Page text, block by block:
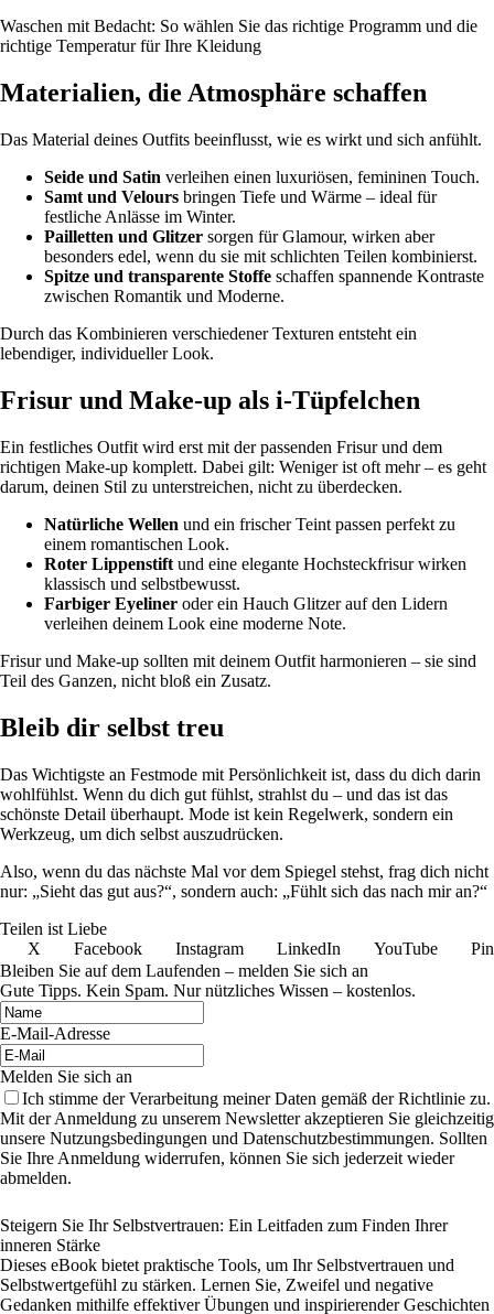
Waschen mit Bedacht: So wählen Sie das richtige Programm und die
richtige Temperatur für Ihre Kleidung
Materialien, die Atmosphäre schaffen
Das Material deines Outfits beeinflusst, wie es wirkt und sich anfühlt.
Seide und Satin verleihen einen luxuriösen, femininen Touch.
Samt und Velours bringen Tiefe und Wärme – ideal für
festliche Anlässe im Winter.
Pailletten und Glitzer sorgen für Glamour, wirken aber
besonders edel, wenn du sie mit schlichten Teilen kombinierst.
Spitze und transparente Stoffe schaffen spannende Kontraste
zwischen Romantik und Moderne.
Durch das Kombinieren verschiedener Texturen entsteht ein
lebendiger, individueller Look.
Frisur und Make-up als i-Tüpfelchen
Ein festliches Outfit wird erst mit der passenden Frisur und dem
richtigen Make-up komplett. Dabei gilt: Weniger ist oft mehr – es geht
darum, deinen Stil zu unterstreichen, nicht zu überdecken.
Natürliche Wellen und ein frischer Teint passen perfekt zu
einem romantischen Look.
Roter Lippenstift und eine elegante Hochsteckfrisur wirken
klassisch und selbstbewusst.
Farbiger Eyeliner oder ein Hauch Glitzer auf den Lidern
verleihen deinem Look eine moderne Note.
Frisur und Make-up sollten mit deinem Outfit harmonieren – sie sind
Teil des Ganzen, nicht bloß ein Zusatz.
Bleib dir selbst treu
Das Wichtigste an Festmode mit Persönlichkeit ist, dass du dich darin
wohlfühlst. Wenn du dich gut fühlst, strahlst du – und das ist das
schönste Detail überhaupt. Mode ist kein Regelwerk, sondern ein
Werkzeug, um dich selbst auszudrücken.
Also, wenn du das nächste Mal vor dem Spiegel stehst, frag dich nicht
nur: „Sieht das gut aus?“, sondern auch: „Fühlt sich das nach mir an?“
Teilen ist Liebe
X
Facebook Instagram LinkedIn YouTube
Bleiben Sie auf dem Laufenden – melden Sie sich an
Gute Tipps. Kein Spam. Nur nützliches Wissen – kostenlos.
E-Mail-Adresse
Melden Sie sich an
Ich stimme der Verarbeitung meiner Daten gemäß der Richtlinie zu.
Mit der Anmeldung zu unserem Newsletter akzeptieren Sie gleichzeitig
unsere Nutzungsbedingungen und Datenschutzbestimmungen. Sollten
Sie Ihre Anmeldung widerrufen, können Sie sich jederzeit wieder
abmelden.
Steigern Sie Ihr Selbstvertrauen: Ein Leitfaden zum Finden Ihrer
inneren Stärke
Dieses eBook bietet praktische Tools, um Ihr Selbstvertrauen und
Selbstwertgefühl zu stärken. Lernen Sie, Zweifel und negative
Gedanken mithilfe effektiver Übungen und inspirierender Geschichten